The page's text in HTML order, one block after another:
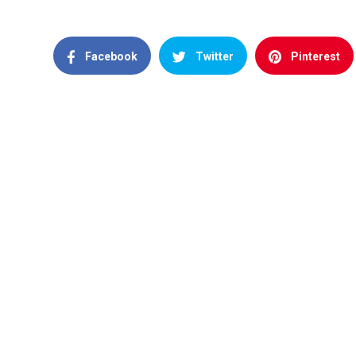
Facebook Twitter Pinterest